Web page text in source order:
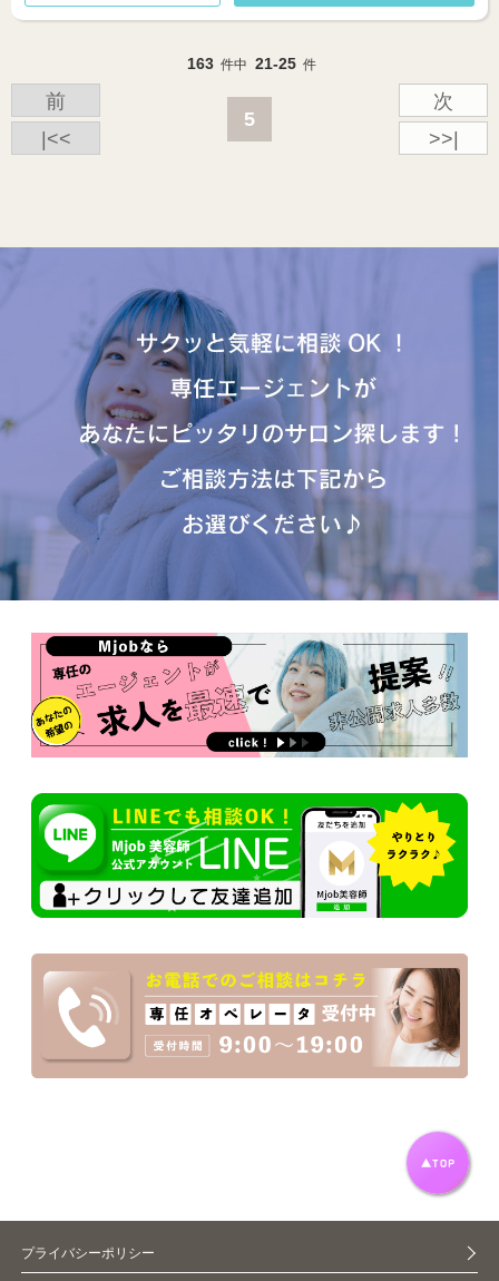
163 件中 21-25 件
|<<
前
5
次
>>|
プライバシーポリシー